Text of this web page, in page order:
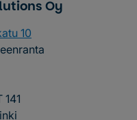
Oy
10
141